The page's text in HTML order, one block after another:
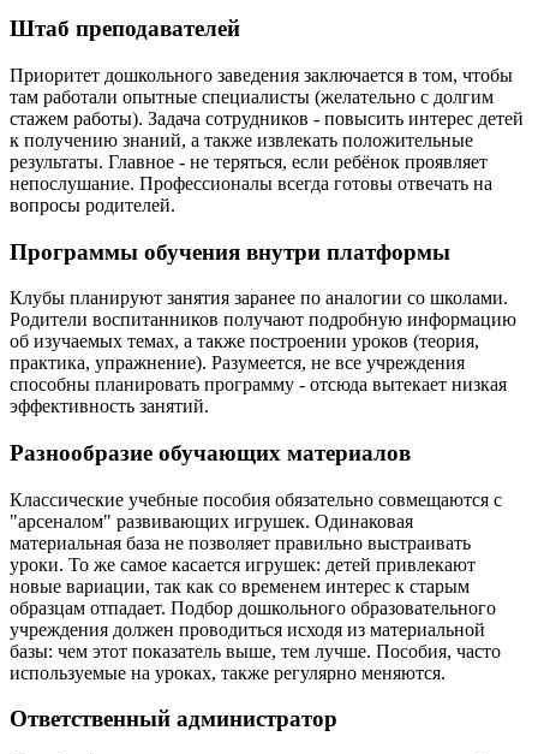
Штаб преподавателей
Приоритет дошкольного заведения заключается в том, чтобы
там работали опытные специалисты (желательно с долгим
стажем работы). Задача сотрудников - повысить интерес детей
к получению знаний, а также извлекать положительные
результаты. Главное - не теряться, если ребёнок проявляет
непослушание. Профессионалы всегда готовы отвечать на
вопросы родителей.
Программы обучения внутри платформы
Клубы планируют занятия заранее по аналогии со школами.
Родители воспитанников получают подробную информацию
об изучаемых темах, а также построении уроков (теория,
практика, упражнение). Разумеется, не все учреждения
способны планировать программу - отсюда вытекает низкая
эффективность занятий.
Разнообразие обучающих материалов
Классические учебные пособия обязательно совмещаются с
"арсеналом" развивающих игрушек. Одинаковая
материальная база не позволяет правильно выстраивать
уроки. То же самое касается игрушек: детей привлекают
новые вариации, так как со временем интерес к старым
образцам отпадает. Подбор дошкольного образовательного
учреждения должен проводиться исходя из материальной
базы: чем этот показатель выше, тем лучше. Пособия, часто
используемые на уроках, также регулярно меняются.
Ответственный администратор